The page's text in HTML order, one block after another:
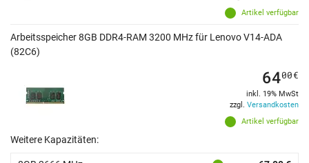
Artikel verfügbar
Arbeitsspeicher 8GB DDR4-RAM 3200 MHz für Lenovo V14-ADA
(82C6)
Artikel verfügbar
6400€
inkl. 19% MwSt
zzgl. Versandkosten
Weitere Kapazitäten: